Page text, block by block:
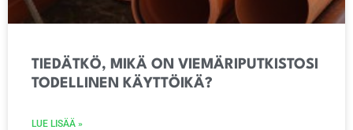
TIEDÄTKÖ, MIKÄ ON VIEMÄRIPUTKISTOSI
TODELLINEN KÄYTTÖIKÄ?
LUE LISÄÄ »